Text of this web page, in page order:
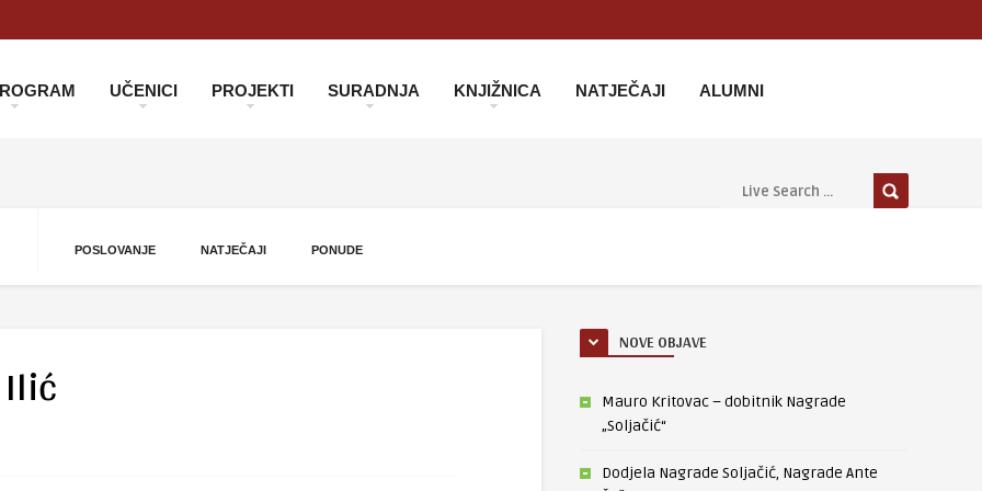
UČENICI PROJEKTI SURADNJA KNJIŽNICA NATJEČAJI ALUMNI
POSLOVANJE NATJEČAJI PONUDE
NOVE OBJAVE
Mauro Kritovac – dobitnik Nagrade
„Soljačić“
Dodjela Nagrade Soljačić, Nagrade Ante